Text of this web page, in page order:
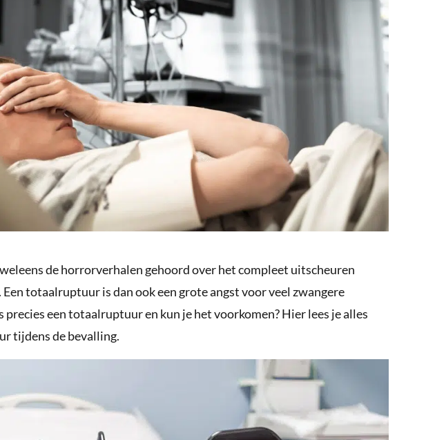
de horrorverhalen gehoord over het compleet uitscheuren
totaalruptuur is dan ook een grote angst voor veel zwangere
een totaalruptuur en kun je het voorkomen? Hier lees je alles
tijdens de bevalling.